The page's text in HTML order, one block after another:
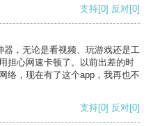
支持[0] 反对[0]
，无论是看视频、玩游戏还是工
担心网速卡顿了。以前出差的时
络，现在有了这个app，我再也不
支持[0] 反对[0]